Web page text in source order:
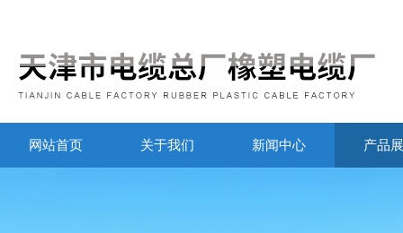
网站首页 关于我们 新闻中心 产品